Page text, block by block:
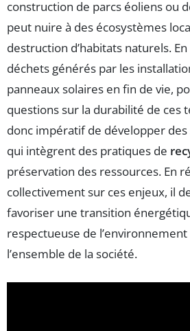
construction de parcs éoliens ou
peut nuire à des écosystèmes
destruction d’habitats naturels.
déchets générés par les
panneaux solaires en fin de vie,
questions sur la durabilité de ces
donc impératif de développer des
qui intègrent des pratiques de
préservation des ressources. En
collectivement sur ces enjeux, il
favoriser une transition
respectueuse de
l’ensemble de la société.